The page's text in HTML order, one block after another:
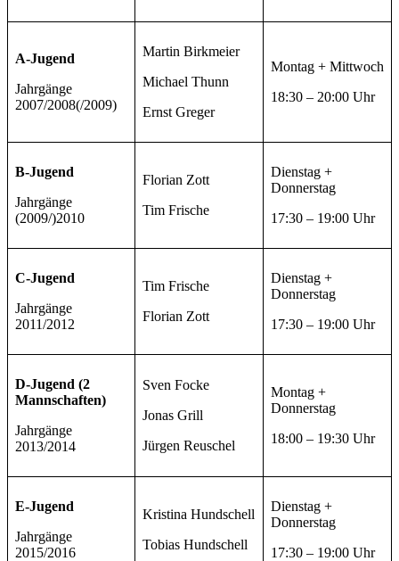
A-Jugend
Jahrgänge
2007/2008(/2009)
Martin Birkmeier
Michael Thunn
Ernst Greger
Montag + Mittwoch
18:30 – 20:00 Uhr
B-Jugend
Jahrgänge
(2009/)2010
Florian Zott
Tim Frische
Dienstag +
Donnerstag
17:30 – 19:00 Uhr
C-Jugend
Jahrgänge
2011/2012
Tim Frische
Florian Zott
Dienstag +
Donnerstag
17:30 – 19:00 Uhr
D-Jugend (2
Mannschaften)
Jahrgänge
2013/2014
Sven Focke
Jonas Grill
Jürgen Reuschel
Montag +
Donnerstag
18:00 – 19:30 Uhr
E-Jugend
Jahrgänge
2015/2016
Kristina Hundschell
Tobias Hundschell
Dienstag +
Donnerstag
17:30 – 19:00 Uhr